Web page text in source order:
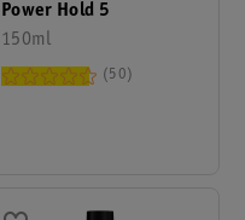
Power Hold 5
150ml
50